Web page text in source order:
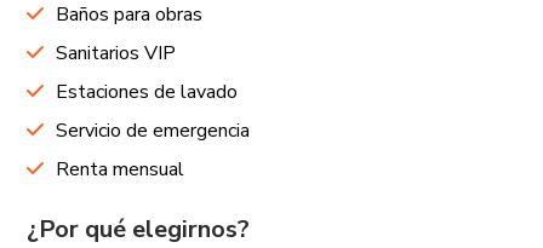
Baños para obras
Sanitarios VIP
Estaciones de lavado
Servicio de emergencia
Renta mensual
¿Por qué elegirnos?